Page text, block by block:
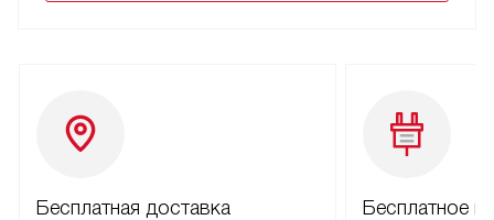
Бесплатная доставка Бесплатное